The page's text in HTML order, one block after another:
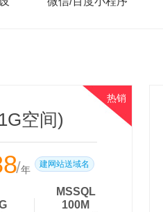
热销
空间)
/年 建网站送域名
MSSQL
100M